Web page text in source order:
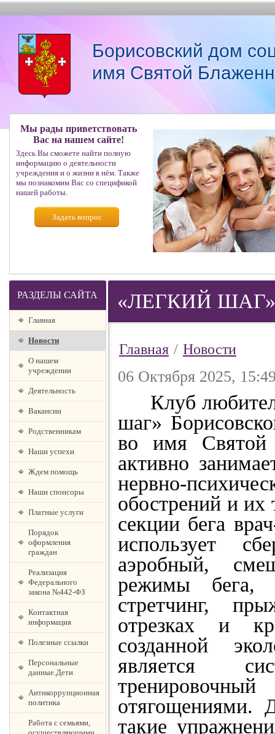
Борисовский дом
имя Святой
Мы рады приветствовать
Вас на нашем сайте!
Здесь Вы сможете найти полную
информацию о деятельности
учреждения и о жизни в нём. Также
мы познакомим Вас со спецификой
нашей работы.
Задать вопрос
РАЗДЕЛЫ САЙТА
Главная
Новости
О нашем
учреждении
Деятельность
Вакансии
Родственникам
Наши успехи
Ждем помощь
Наши спонсоры
Платные услуги
Порядок
оформления
граждан
Реализация
Федерального
закона №442-ФЗ
Контактная
информация
Полезные ссылки
Персональные
данные.Дети
Антикоррупционная
политика
Работа с семьями,
«ЛЕГКИЙ ШАГ»
Главная / Новости
06 Октября 2025,
Клуб
шаг»
во имя Святой
активно
нервно-
обострений и их
секции бега
использует
аэробный,
режимы бега,
стретчинг,
отрезках и
созданной
является
отягощениями.
такие